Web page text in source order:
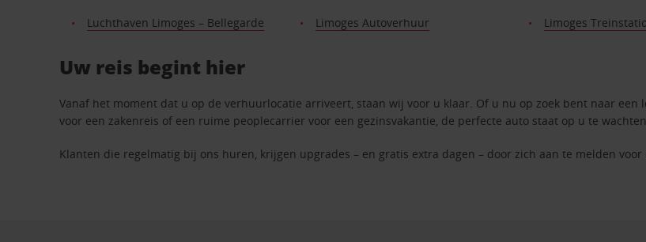
Luchthaven Limoges – Bellegarde Limoges Autoverhuur Limoges
Uw reis begint hier
Vanaf het moment dat u op de verhuurlocatie arriveert, staan wij voor u klaar. Of u nu op zoek bent naar
voor een zakenreis of een ruime peoplecarrier voor een gezinsvakantie, de perfecte auto staat op u te
Klanten die regelmatig bij ons huren, krijgen upgrades – en gratis extra dagen – door zich aan te melden